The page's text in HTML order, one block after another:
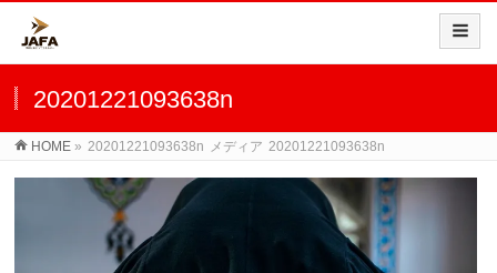
20201221093638n
HOME » 20201221093638n メディア 20201221093638n